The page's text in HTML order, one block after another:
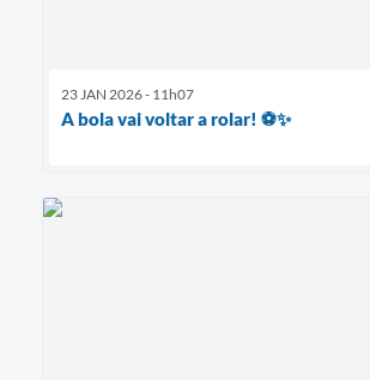
23 JAN 2026 - 11h07
A bola vai voltar a rolar! ⚽✨